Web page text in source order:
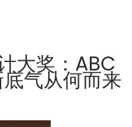
大奖：ABC
气从何而来